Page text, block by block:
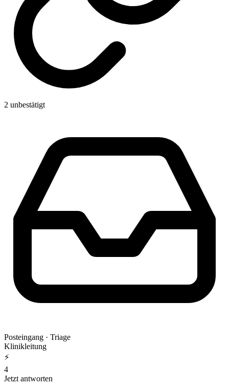
2 unbestätigt
Posteingang · Triage
Klinikleitung
⚡
4
Jetzt antworten